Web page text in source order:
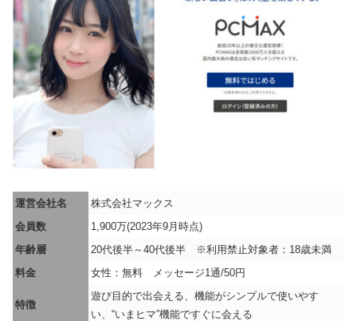
運営会社名
株式会社マックス
会員数
1,900万(2023年9月時点)
年齢層
20代後半～40代後半 ※利用禁止対象者：18歳未満
料金
女性：無料 メッセージ1通/50円
特徴
遊び目的で出会える、機能がシンプルで使いやす
い、“いまヒマ”機能ですぐに会える